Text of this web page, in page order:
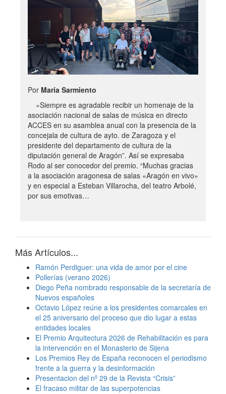
Por María Sarmiento
«Siempre es agradable recibir un homenaje de la
asociación nacional de salas de música en directo
ACCES en su asamblea anual con la presencia de la
concejala de cultura de ayto. de Zaragoza y el
presidente del departamento de cultura de la
diputación general de Aragón”. Así se expresaba
Rodo al ser conocedor del premio. “Muchas gracias
a la asociación aragonesa de salas «Aragón en vivo»
y en especial a Esteban Villarocha, del teatro Arbolé,
por sus emotivas…
Más Artículos...
Ramón Perdiguer: una vida de amor por el cine
Pollerías (verano 2026)
Diego Peña nombrado responsable de la secretaría de
Nuevos españoles
Octavio López reúne a los presidentes comarcales en
el 25 aniversario del proceso que dio lugar a estas
entidades locales
El Premio Arquitectura 2026 de Rehabilitación es para
la intervención en el Monasterio de Sijena
Los Premios Rey de España reconocen el periodismo
frente a la guerra y la desinformación
Presentacion del nº 29 de la Revista “Crisis”
El fracaso militar de las superpotencias